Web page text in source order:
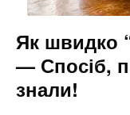
Як швидко
— Спосіб,
знали!